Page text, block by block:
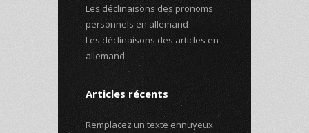
Les déclinaisons des pronoms
personnels en allemand
Les déclinaisons des articles en
allemand
Articles récents
Remplacez un texte ennuyeux